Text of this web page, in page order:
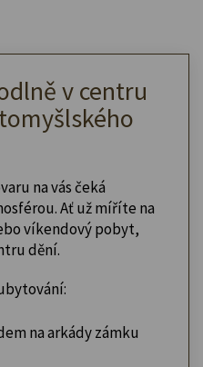
v centru
na vás čeká
Ať už míříte na
víkendový pobyt,
dění.
na arkády zámku